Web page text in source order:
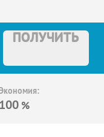
ПОЛУЧИТЬ
100 %